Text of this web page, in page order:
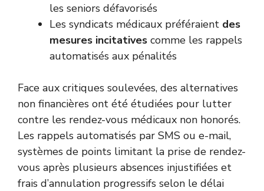
les seniors défavorisés
Les syndicats médicaux préféraient des
mesures incitatives comme les rappels
automatisés aux pénalités
Face aux critiques soulevées, des alternatives
non financières ont été étudiées pour lutter
contre les rendez-vous médicaux non honorés.
Les rappels automatisés par SMS ou e-mail,
systèmes de points limitant la prise de rendez-
vous après plusieurs absences injustifiées et
frais d’annulation progressifs selon le délai